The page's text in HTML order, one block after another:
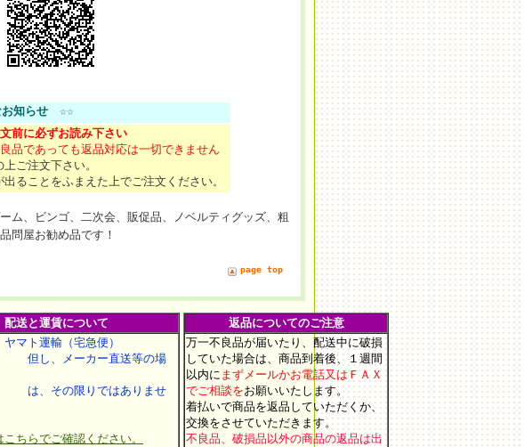
知らせ☆☆
前に必ずお読み下さい
品であっても返品対応は一切できません
ご注文下さい。
ることをふまえた上でご注文ください。
ム、ビンゴ、二次会、販促品、ノベルティグッズ、粗
問屋お勧め品です！
page top
配送と運賃について
ト運輸（宅急便）
ーカー直送等の場
限りではありませ
ちらでご確認ください。
返品についてのご注意
万一不良品が届いたり、配送中に破損
していた場合は、商品到着後、１週間
以内に まずメールかお電話又はＦＡＸ
でご相談をお願いいたします。
着払いで商品を返品していただくか、
交換をさせていただきます。
不良品、破損品以外の商品の返品は出